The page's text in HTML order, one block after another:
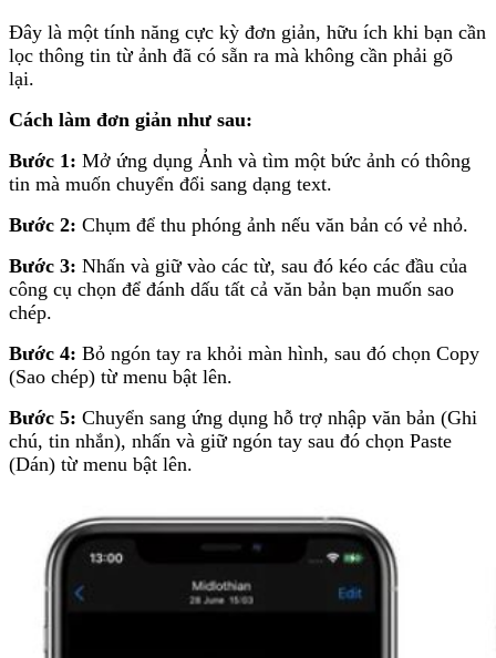
Đây là một tính năng cực kỳ đơn giản, hữu ích khi bạn cần
lọc thông tin từ ảnh đã có sẵn ra mà không cần phải gõ
lại.
Cách làm đơn giản như sau:
Bước 1: Mở ứng dụng Ảnh và tìm một bức ảnh có thông
tin mà muốn chuyển đổi sang dạng text.
Bước 2: Chụm để thu phóng ảnh nếu văn bản có vẻ nhỏ.
Bước 3: Nhấn và giữ vào các từ, sau đó kéo các đầu của
công cụ chọn để đánh dấu tất cả văn bản bạn muốn sao
chép.
Bước 4: Bỏ ngón tay ra khỏi màn hình, sau đó chọn Copy
(Sao chép) từ menu bật lên.
Bước 5: Chuyển sang ứng dụng hỗ trợ nhập văn bản (Ghi
chú, tin nhắn), nhấn và giữ ngón tay sau đó chọn Paste
(Dán) từ menu bật lên.